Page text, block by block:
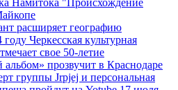
Намитока "Происхождение
расширяет географию
Черкесская культурная
свое 50-летие
альбом» прозвучит в Краснодаре
группы Jrpjej и персональная